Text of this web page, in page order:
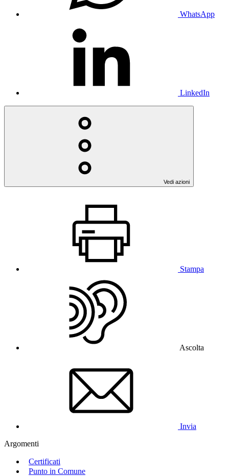
WhatsApp
LinkedIn
Vedi azioni
Stampa
Ascolta
Invia
Argomenti
Certificati
Punto in Comune